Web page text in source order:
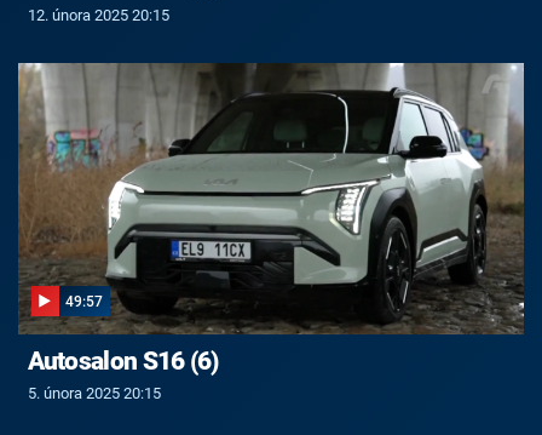
12. února 2025 20:15
49:57
Autosalon S16 (6)
5. února 2025 20:15